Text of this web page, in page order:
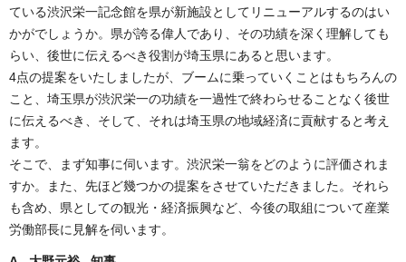
ている渋沢栄一記念館を県が新施設としてリニューアルするのはい
かがでしょうか。県が誇る偉人であり、その功績を深く理解しても
らい、後世に伝えるべき役割が埼玉県にあると思います。
4点の提案をいたしましたが、ブームに乗っていくことはもちろんの
こと、埼玉県が渋沢栄一の功績を一過性で終わらせることなく後世
に伝えるべき、そして、それは埼玉県の地域経済に貢献すると考え
ます。
そこで、まず知事に伺います。渋沢栄一翁をどのように評価されま
すか。また、先ほど幾つかの提案をさせていただきました。それら
も含め、県としての観光・経済振興など、今後の取組について産業
労働部長に見解を伺います。